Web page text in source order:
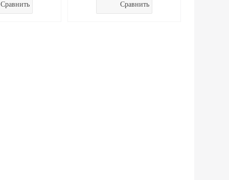
Сравнить Сравнить